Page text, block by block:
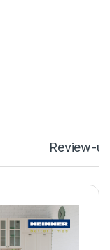
Review-uri